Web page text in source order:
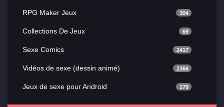
RPG Maker Jeux 304
Collections De Jeux 69
Sexe Comics 2417
Vidéos de sexe (dessin animé) 2366
Jeux de sexe pour Android 179